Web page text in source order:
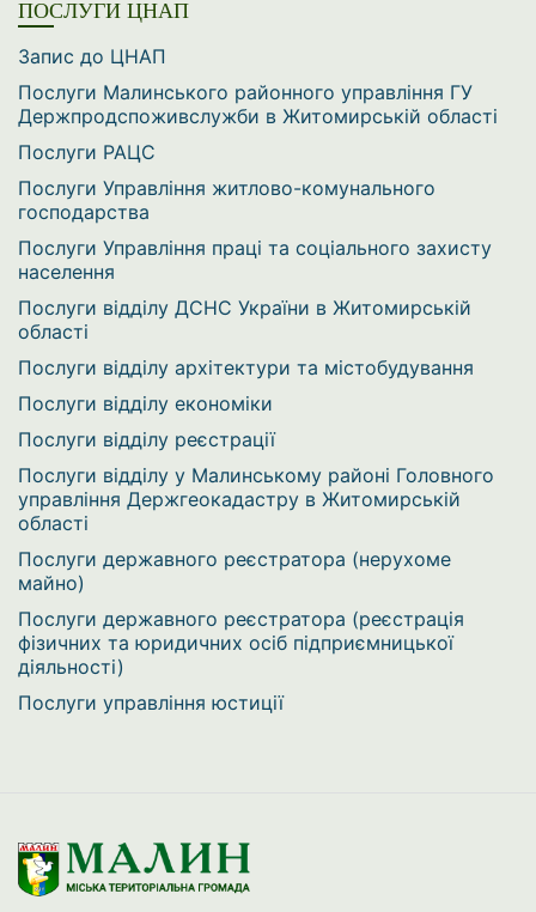
ПОСЛУГИ ЦНАП
Запис до ЦНАП
Послуги Малинського районного управління ГУ
Держпродспоживслужби в Житомирській області
Послуги РАЦС
Послуги Управління житлово-комунального
господарства
Послуги Управління праці та соціального захисту
населення
Послуги відділу ДСНС України в Житомирській
області
Послуги відділу архітектури та містобудування
Послуги відділу економіки
Послуги відділу реєстрації
Послуги відділу у Малинському районі Головного
управління Держгеокадастру в Житомирській
області
Послуги державного реєстратора (нерухоме
майно)
Послуги державного реєстратора (реєстрація
фізичних та юридичних осіб підприємницької
діяльності)
Послуги управління юстиції